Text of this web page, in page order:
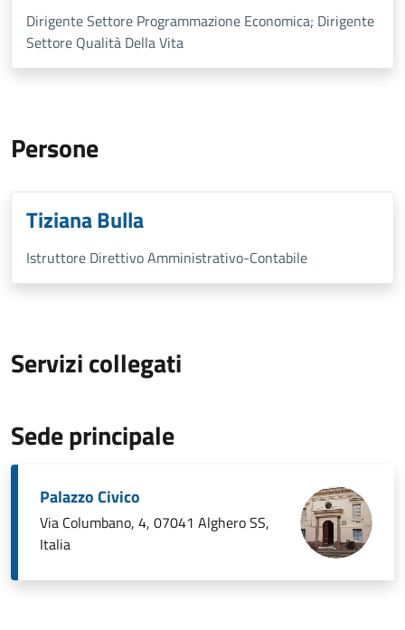
Dirigente Settore Programmazione Economica; Dirigente
Settore Qualità Della Vita
Persone
Tiziana Bulla
Istruttore Direttivo Amministrativo-Contabile
Servizi collegati
Sede principale
Palazzo Civico
Via Columbano, 4, 07041 Alghero SS,
Italia